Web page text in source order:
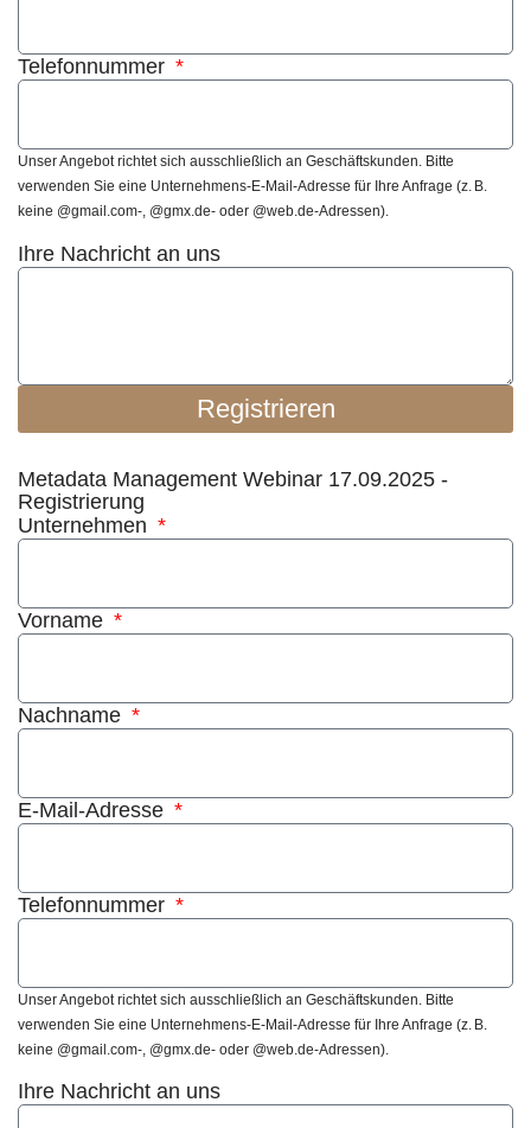
Telefonnummer
Unser Angebot richtet sich ausschließlich an Geschäftskunden. Bitte
verwenden Sie eine Unternehmens-E-Mail-Adresse für Ihre Anfrage (z. B.
keine @gmail.com-, @gmx.de- oder @web.de-Adressen).
Ihre Nachricht an uns
Registrieren
Metadata Management Webinar 17.09.2025 -
Registrierung
Unternehmen
Vorname
Nachname
E-Mail-Adresse
Telefonnummer
Unser Angebot richtet sich ausschließlich an Geschäftskunden. Bitte
verwenden Sie eine Unternehmens-E-Mail-Adresse für Ihre Anfrage (z. B.
keine @gmail.com-, @gmx.de- oder @web.de-Adressen).
Ihre Nachricht an uns